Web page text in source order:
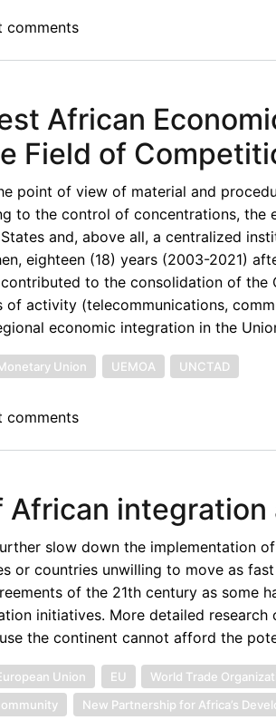
African
Field of
point of view of material and
to the control of concentrations, the
and, above all, a centralized
eighteen (18) years (2003-2021)
to the consolidation of the
activity (telecommunications,
economic integration in the
Union UEMOA UNCTAD
integration
slow down the implementation
or countries unwilling to move as
of the 21th century as some
initiatives. More detailed
the continent cannot afford the
Union EU World Trade
New Partnership for Africa’s